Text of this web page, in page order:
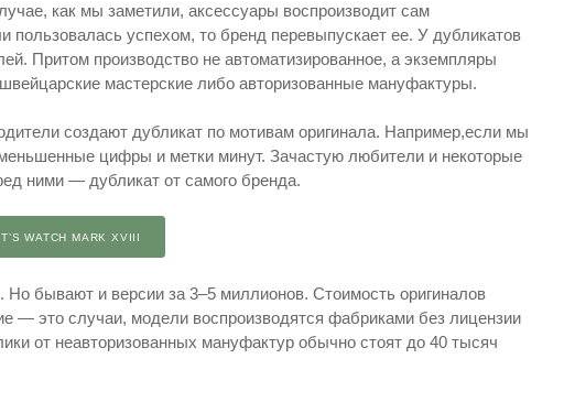
как мы заметили, аксессуары воспроизводит сам
успехом, то бренд перевыпускает ее. У дубликатов
Притом производство не автоматизированное, а экземпляры
мастерские либо авторизованные мануфактуры.
создают дубликат по мотивам оригинала. Например,если мы
цифры и метки минут. Зачастую любители и некоторые
ними — дубликат от самого бренда.
WATCH MARK XVIII
бывают и версии за 3–5 миллионов. Стоимость оригиналов
— это случаи, модели воспроизводятся фабриками без лицензии
от неавторизованных мануфактур обычно стоят до 40 тысяч